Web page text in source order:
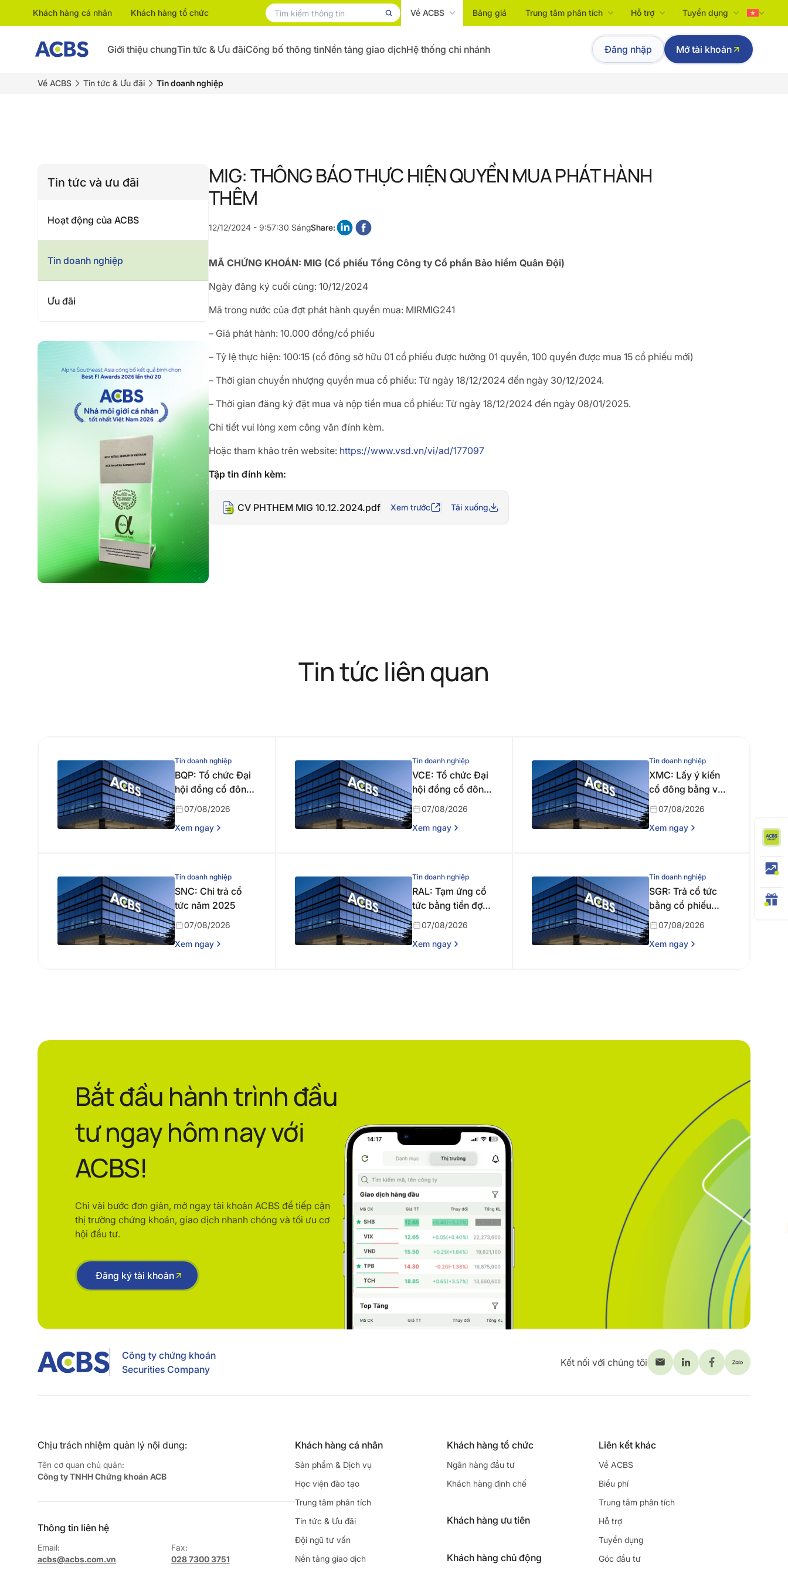
Khách hàng cá nhân Khách hàng tổ chức Về ACBS Bảng giá Trung tâm phân tích Hỗ trợ Tuyển dụng
Tiếng Việt
English
Giới thiệu chungTin tức & Ưu đãiCông bố thông tinNền tảng giao dịchHệ thống chi nhánh Đăng nhập Mở tài khoản
Về ACBS Tin tức & Ưu đãi Tin doanh nghiệp
Tin tức và ưu đãi
Hoạt động của ACBS
Tin doanh nghiệp
Ưu đãi
MIG: THÔNG BÁO THỰC HIỆN QUYỀN MUA PHÁT HÀNH
THÊM
12/12/2024 - 9:57:30 SángShare:
MÃ CHỨNG KHOÁN: MIG (Cổ phiếu Tổng Công ty Cổ phần Bảo hiểm Quân Đội)
Ngày đăng ký cuối cùng: 10/12/2024
Mã trong nước của đợt phát hành quyền mua: MIRMIG241
– Giá phát hành: 10.000 đồng/cổ phiếu
– Tỷ lệ thực hiện: 100:15 (cổ đông sở hữu 01 cổ phiếu được hưởng 01 quyền, 100 quyền được mua 15 cổ phiếu mới)
– Thời gian chuyển nhượng quyền mua cổ phiếu: Từ ngày 18/12/2024 đến ngày 30/12/2024.
– Thời gian đăng ký đặt mua và nộp tiền mua cổ phiếu: Từ ngày 18/12/2024 đến ngày 08/01/2025.
Chi tiết vui lòng xem công văn đính kèm.
Hoặc tham khảo trên website: https://www.vsd.vn/vi/ad/177097
Tập tin đính kèm:
CV PHTHEM MIG 10.12.2024.pdf Xem trước Tải xuống
Tin tức liên quan
Tin doanh nghiệp
BQP: Tổ chức Đại
hội đồng cổ đông
thường niên năm
2026
07/08/2026
Xem ngay
Tin doanh nghiệp
VCE: Tổ chức Đại
hội đồng cổ đông
bất thường năm
2026 lần thứ nhất
07/08/2026
Xem ngay
Tin doanh nghiệp
XMC: Lấy ý kiến
cổ đông bằng văn
bản07/08/2026
Xem ngay
Tin doanh nghiệp
SNC: Chi trả cổ
tức năm 2025
07/08/2026
Xem ngay
Tin doanh nghiệp
RAL: Tạm ứng cổ
tức bằng tiền đợt 1
năm 2026
07/08/2026
Xem ngay
Tin doanh nghiệp
SGR: Trả cổ tức
bằng cổ phiếu
năm 2024
07/08/2026
Xem ngay
Bắt đầu hành trình đầu
tư ngay hôm nay với
ACBS!
Chỉ vài bước đơn giản, mở ngay tài khoản ACBS để tiếp cận
thị trường chứng khoán, giao dịch nhanh chóng và tối ưu cơ
hội đầu tư.
Đăng ký tài khoản
Công ty chứng khoán
Securities Company
Kết nối với chúng tôi
Chịu trách nhiệm quản lý nội dung:
Tên cơ quan chủ quản:
Công ty TNHH Chứng khoán ACB
Thông tin liên hệ
Email:
acbs@acbs.com.vn
Fax:
028 7300 3751
Khách hàng cá nhân
Sản phẩm & Dịch vụ
Học viện đào tạo
Trung tâm phân tích
Tin tức & Ưu đãi
Đội ngũ tư vấn
Nền tảng giao dịch
Khách hàng tổ chức
Ngân hàng đầu tư
Khách hàng định chế
Khách hàng ưu tiên
Khách hàng chủ động
Liên kết khác
Về ACBS
Biểu phí
Trung tâm phân tích
Hỗ trợ
Tuyển dụng
Góc đầu tư